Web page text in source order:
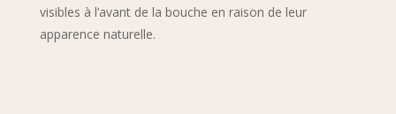
visibles à l’avant de la bouche en raison de leur
apparence naturelle.